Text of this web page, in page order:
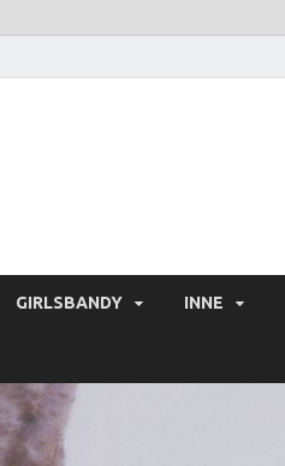
GIRLSBANDY INNE